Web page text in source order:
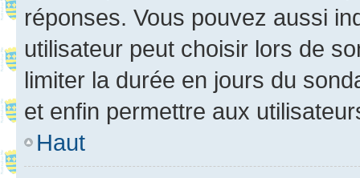
réponses. Vous pouvez aussi
utilisateur peut choisir lors de
limiter la durée en jours du
et enfin permettre aux
Haut